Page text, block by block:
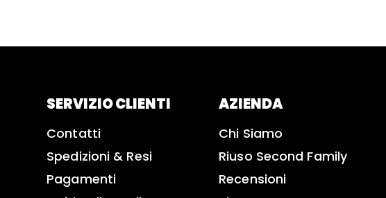
SERVIZIO CLIENTI
Contatti
Spedizioni & Resi
Pagamenti
AZIENDA
Chi Siamo
Riuso Second Family
Recensioni